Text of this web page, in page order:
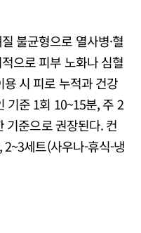
불균형으로 열사병·혈
으로 피부 노화나 심혈
시 피로 누적과 건강
기준 1회 10~15분, 주 2
기준으로 권장된다. 컨
세트(사우나-휴식-냉